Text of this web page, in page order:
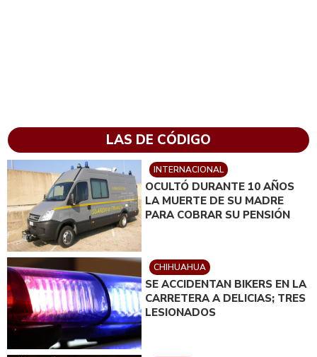
LAS DE CÓDIGO
INTERNACIONAL
OCULTÓ DURANTE 10 AÑOS
LA MUERTE DE SU MADRE
PARA COBRAR SU PENSIÓN
CHIHUAHUA
SE ACCIDENTAN BIKERS EN LA
CARRETERA A DELICIAS; TRES
LESIONADOS